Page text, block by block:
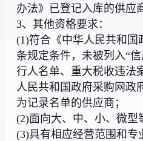
办法》已登记入库的供应
3、其他资格要求：
(1)符合《中华人民共和国
条规定条件，未被列入“
行人名单、重大税收违法
人民共和国政府采购网政
为记录名单的供应商；
(2)面向大、中、小、微型
(3)具有相应经营范围和专